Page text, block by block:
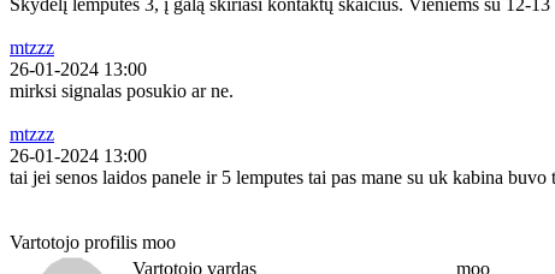
Skydelį lemputės 3, į galą skiriasi kontaktų skaičius. Vieniems su 12-13
mtzzz
26-01-2024 13:00
mirksi signalas posukio ar ne.
mtzzz
26-01-2024 13:00
tai jei senos laidos panele ir 5 lemputes tai pas mane su uk kabina
Vartotojo profilis moo
Vartotojo vardas
moo